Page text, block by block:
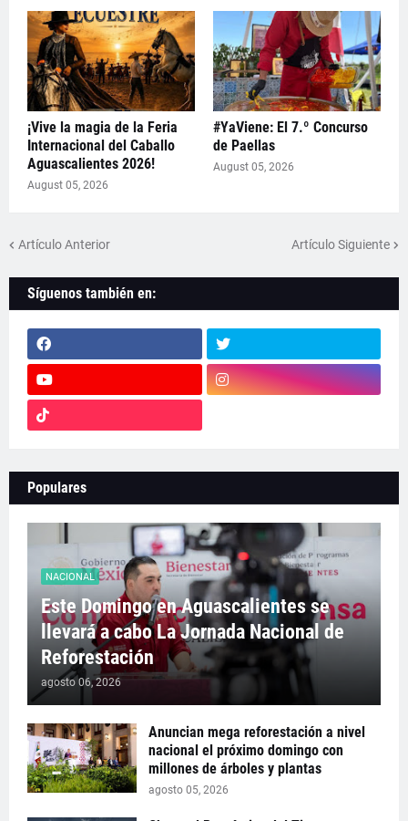
¡Vive la magia de la Feria
Internacional del Caballo
Aguascalientes 2026!
August 05, 2026
#YaViene: El 7.º Concurso
de Paellas
August 05, 2026
Artículo Anterior Artículo Siguiente
Síguenos también en:
Populares
NACIONAL
Este Domingo en Aguascalientes se
llevará a cabo La Jornada Nacional de
Reforestación
agosto 06, 2026
Anuncian mega reforestación a nivel
nacional el próximo domingo con
millones de árboles y plantas
agosto 05, 2026